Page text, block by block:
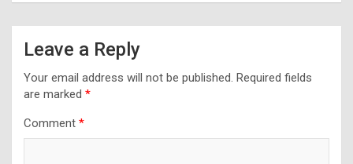
Leave a Reply
Your email address will not be published. Required fields
are marked *
Comment *